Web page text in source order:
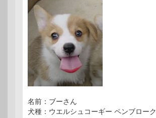
名前：ブーさん
犬種：ウエルシュコーギー ペンブローク